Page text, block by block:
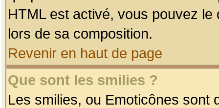
HTML est activé, vous pouvez
lors de sa composition.
Revenir en haut de page
Que sont les smilies ?
Les smilies, ou Emoticônes sont